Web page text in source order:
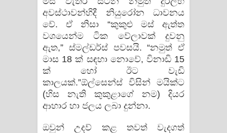
අවස්ථාවන්හිදී නියුරෝන ධාවනය
වේ. ඒ නිසා “කුකුළු මස් ඇත්ත
වශයෙන්ම ටික වේලාවක් දුවනු
ඇත,” ස්මල්ඩර්ස් පවසයි. “නමුත් ඒ
මාස 18 ක් සඳහා නොවේ, විනාඩි 15
ක් හෝ ඊට වැඩි
කාලයක්.”ඕල්සෙන්ස් විසින් මයික්ට
(හිස නැති කුකුළාගේ නම) දියර
ආහාර හා ජලය ලබා දුන්නා.
ඔවුන් උදව් කළ තවත් වැදගත්